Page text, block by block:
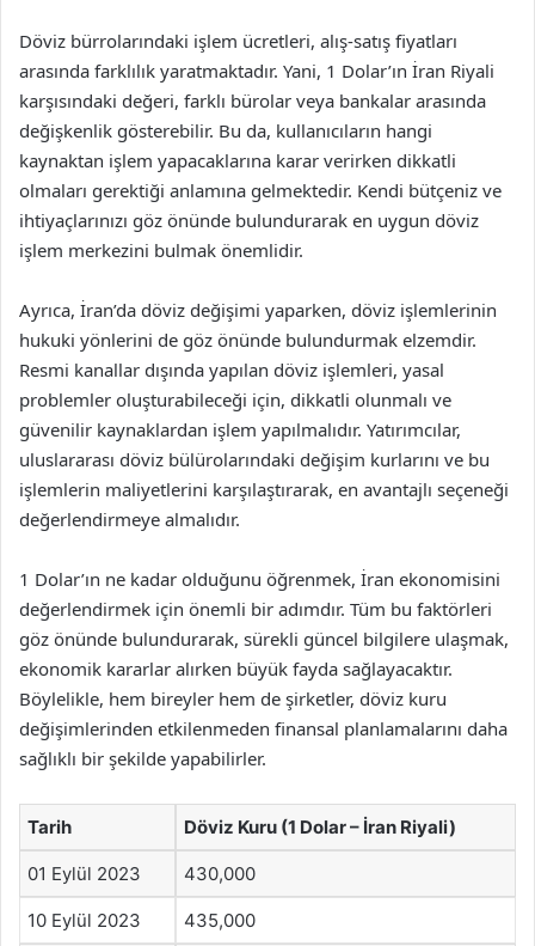
Döviz bürrolarındaki işlem ücretleri, alış-satış fiyatları
arasında farklılık yaratmaktadır. Yani, 1 Dolar’ın İran Riyali
karşısındaki değeri, farklı bürolar veya bankalar arasında
değişkenlik gösterebilir. Bu da, kullanıcıların hangi
kaynaktan işlem yapacaklarına karar verirken dikkatli
olmaları gerektiği anlamına gelmektedir. Kendi bütçeniz ve
ihtiyaçlarınızı göz önünde bulundurarak en uygun döviz
işlem merkezini bulmak önemlidir.
Ayrıca, İran’da döviz değişimi yaparken, döviz işlemlerinin
hukuki yönlerini de göz önünde bulundurmak elzemdir.
Resmi kanallar dışında yapılan döviz işlemleri, yasal
problemler oluşturabileceği için, dikkatli olunmalı ve
güvenilir kaynaklardan işlem yapılmalıdır. Yatırımcılar,
uluslararası döviz bülürolarındaki değişim kurlarını ve bu
işlemlerin maliyetlerini karşılaştırarak, en avantajlı seçeneği
değerlendirmeye almalıdır.
1 Dolar’ın ne kadar olduğunu öğrenmek, İran ekonomisini
değerlendirmek için önemli bir adımdır. Tüm bu faktörleri
göz önünde bulundurarak, sürekli güncel bilgilere ulaşmak,
ekonomik kararlar alırken büyük fayda sağlayacaktır.
Böylelikle, hem bireyler hem de şirketler, döviz kuru
değişimlerinden etkilenmeden finansal planlamalarını daha
sağlıklı bir şekilde yapabilirler.
Tarih Döviz Kuru (1 Dolar – İran Riyali)
01 Eylül 2023 430,000
10 Eylül 2023 435,000